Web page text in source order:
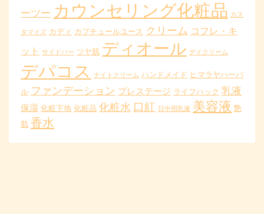
ーツー カウンセリング化粧品 カス
タマイズ カディ カプチュールユース クリーム コフレ・キ
ット
サイドバー ツヤ肌 ディオール デイクリーム
デパコス ナイトクリーム ハンドメイド ヒマラヤハーバ
ル ファンデーション プレステージ ライフハック 乳液
保湿 化粧下地 化粧品 化粧水 口紅 日中用乳液 美容液 艶
肌 香水